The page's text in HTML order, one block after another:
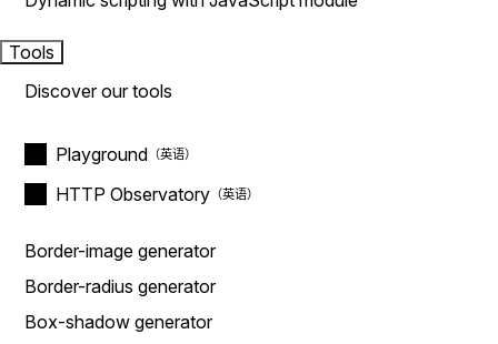
Tools
Discover our tools
Playground
HTTP Observatory
Border-image generator
Border-radius generator
Box-shadow generator